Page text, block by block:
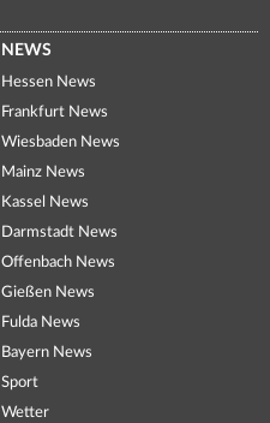
NEWS
Hessen News
Frankfurt News
Wiesbaden News
Mainz News
Kassel News
Darmstadt News
Offenbach News
Gießen News
Fulda News
Bayern News
Sport
Wetter